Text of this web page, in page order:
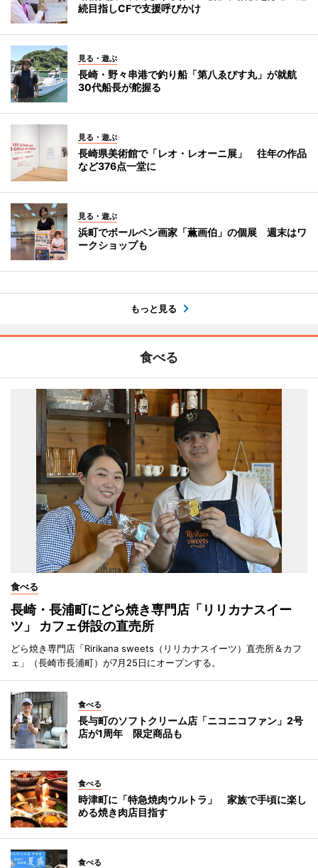
続目指しCFで支援呼びかけ
見る・遊ぶ
長崎・野々串港で釣り船「第八ゑびす丸」が就航
30代船長が舵握る
見る・遊ぶ
長崎県美術館で「レオ・レオーニ展」 往年の作品
など376点一堂に
見る・遊ぶ
浜町でボールペン画家「薫画伯」の個展 週末はワ
ークショップも
もっと見る
食べる
食べる
長崎・長浦町にどら焼き専門店「リリカナスイー
ツ」 カフェ併設の直売所
どら焼き専門店「Ririkana sweets（リリカナスイーツ）直売所＆カフ
ェ」（長崎市長浦町）が7月25日にオープンする。
食べる
長与町のソフトクリーム店「ニコニコファン」2号
店が1周年 限定商品も
食べる
時津町に「特急焼肉ウルトラ」 家族で手頃に楽し
める焼き肉店目指す
食べる